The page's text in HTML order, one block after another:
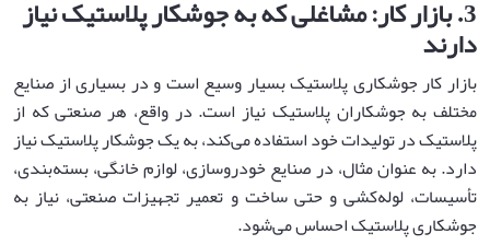
3. بازار کار: مشاغلی که به جوشکار پلاستیک نیاز
دارند
بازار کار جوشکاری پلاستیک بسیار وسیع است و در بسیاری از صنایع
مختلف به جوشکاران پلاستیک نیاز است. در واقع، هر صنعتی که از
پلاستیک در تولیدات خود استفاده می‌کند، به یک جوشکار پلاستیک نیاز
دارد. به عنوان مثال، در صنایع خودروسازی، لوازم خانگی، بسته‌بندی،
تأسیسات، لوله‌کشی و حتی ساخت و تعمیر تجهیزات صنعتی، نیاز به
جوشکاری پلاستیک احساس می‌شود.